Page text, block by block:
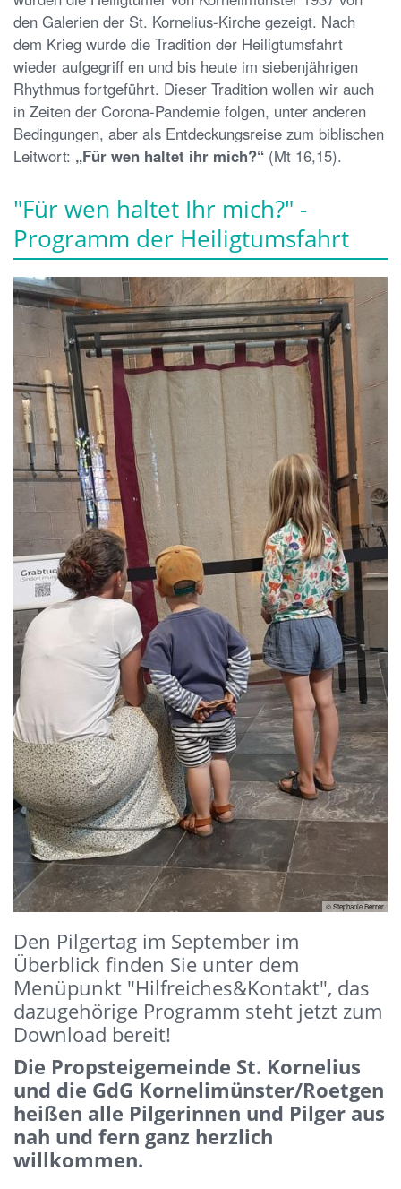
den Galerien der St. Kornelius-Kirche gezeigt. Nach
dem Krieg wurde die Tradition der Heiligtumsfahrt
wieder aufgegriff en und bis heute im siebenjährigen
Rhythmus fortgeführt. Dieser Tradition wollen wir auch
in Zeiten der Corona-Pandemie folgen, unter anderen
Bedingungen, aber als Entdeckungsreise zum biblischen
Leitwort: „Für wen haltet ihr mich?“ (Mt 16,15).
"Für wen haltet Ihr mich?" -
Programm der Heiligtumsfahrt
© Stephanie Berrer
Den Pilgertag im September im
Überblick finden Sie unter dem
Menüpunkt "Hilfreiches&Kontakt", das
dazugehörige Programm steht jetzt zum
Download bereit!
Die Propsteigemeinde St. Kornelius
und die GdG Kornelimünster/Roetgen
heißen alle Pilgerinnen und Pilger aus
nah und fern ganz herzlich
willkommen.